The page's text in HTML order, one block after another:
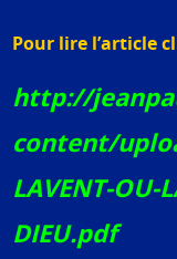
Pour lire l’article
http://
content/
LAVENT-OU-
DIEU.pdf